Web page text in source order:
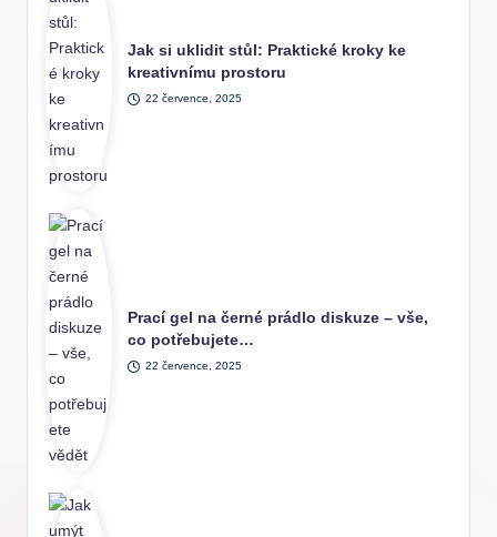
Jak si uklidit stůl: Praktické kroky ke
kreativnímu prostoru
22 července, 2025
Prací gel na černé prádlo diskuze – vše,
co potřebujete…
22 července, 2025